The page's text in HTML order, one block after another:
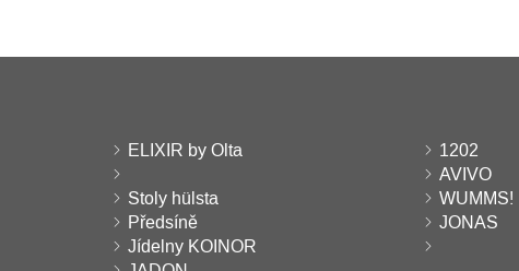
ELIXIR by Olta 1202
AVIVO
Stoly hülsta
WUMMS!
Předsíně
JONAS
Jídelny KOINOR